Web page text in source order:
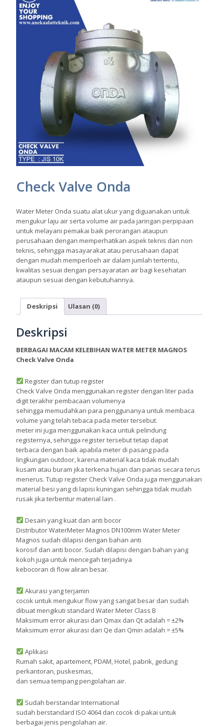
Check Valve Onda
Water Meter Onda suatu alat ukur yang diguanakan untuk
mengukur laju air serta volume air pada jaringan perpipaan
untuk melayani pemakai baik perorangan ataupun
perusahaan dengan memperhatikan aspek teknis dan non
teknis, sehingga masayarakat atau perusahaan dapat
dengan mudah memperloeh air dalam jumlah tertentu,
kwalitas sesuai dengan persayaratan air bagi kesehatan
ataupun sesuai dengan kebutuhannya.
Deskripsi Ulasan (0)
Deskripsi
BERBAGAI MACAM KELEBIHAN WATER METER MAGNOS
Check Valve Onda
Register dan tutup register
Check Valve Onda menggunakan register dengan liter pada
digit terakhir pembacaan volumenya
sehingga memudahkan para penggunanya untuk membaca
volume yang telah tebaca pada meter tersebut.
meter ini juga menggunakan kaca untuk pelindung
registernya, sehingga register tersebut tetap dapat
terbaca dengan baik apabila meter di pasang pada
lingkungan outdoor, karena material kaca tidak mudah
kusam atau buram jika terkena hujan dan panas secara terus
menerus. Tutup register Check Valve Onda juga menggunakan
material besi yang di lapisi kuningan sehingga tidak mudah
rusak jika terbentur material lain .
Desain yang kuat dan anti bocor
Distributor WaterMeter Magnos DN100mm Water Meter
Magnos sudah dilapisi dengan bahan anti
korosif dan anti bocor. Sudah dilapisi dengan bahan yang
kokoh juga untuk mencegah terjadinya
kebocoran di flow aliran besar.
Akurasi yang terjamin
cocok untuk mengukur flow yang sangat besar dan sudah
dibuat mengikuti standard Water Meter Class B
Maksimum error akurasi dari Qmax dan Qt adalah = ±2%
Maksimum error akurasi dari Qe dan Qmin adalah = ±5%
Aplikasi
Rumah sakit, apartement, PDAM, Hotel, pabrik, gedung
perkantoran, puskesmas,
dan semua tempang pengolahan air.
Sudah berstandar International
sudah berstandard ISO 4064 dan cocok di pakai untuk
berbagai jenis pengolahan air.